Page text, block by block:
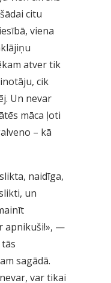
citu
viena
atver tik
cik
Un nevar
māca ļoti
– kā
naidīga,
un
apnikuši!», —
sagādā.
var tikai